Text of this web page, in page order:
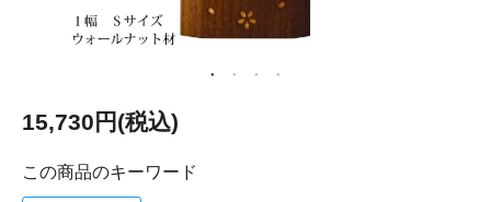
15,730円(税込)
この商品のキーワード